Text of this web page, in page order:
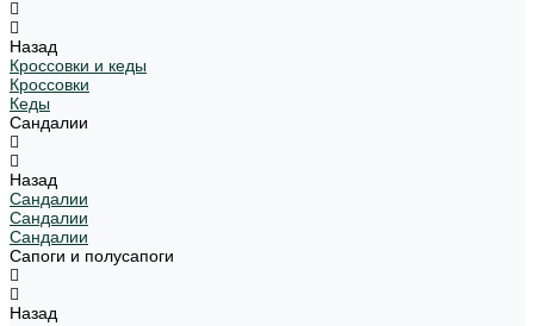
Назад
Кроссовки и кеды
Кроссовки
Кеды
Сандалии
Назад
Сандалии
Сандалии
Сандалии
Сапоги и полусапоги
Назад